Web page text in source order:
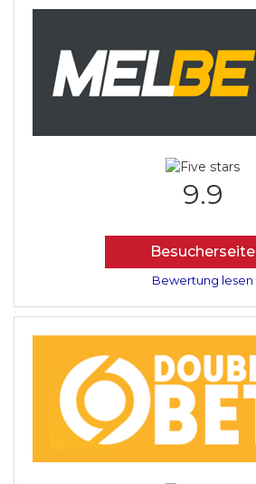
9.9
Besucherseite
Bewertung lesen